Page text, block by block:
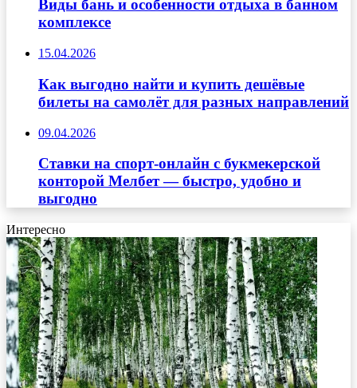
Виды бань и особенности отдыха в банном
комплексе
15.04.2026
Как выгодно найти и купить дешёвые
билеты на самолёт для разных направлений
09.04.2026
Ставки на спорт-онлайн с букмекерской
конторой Мелбет — быстро, удобно и
выгодно
Интересно